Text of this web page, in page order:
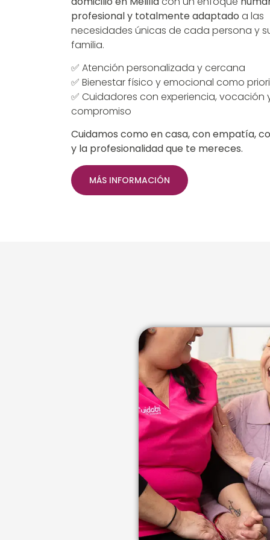
profesional y totalmente adaptado a las
necesidades únicas de cada persona y
familia.
✅ Atención personalizada y cercana
✅ Bienestar físico y emocional como
✅ Cuidadores con experiencia, vocación
compromiso
Cuidamos como en casa, con empatía,
y la profesionalidad que te mereces.
MÁS INFORMACIÓN